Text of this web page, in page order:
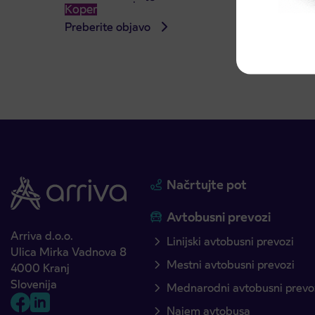
Koper
Preberite objavo
Arriva d.o.o.
Ulica Mirka Vadnova 8
4000 Kranj
Slovenija
Načrtujte pot
Avtobusni prevozi
Linijski avtobusni prevozi
Mestni avtobusni prevozi
Mednarodni avtobusni
Najem avtobusa